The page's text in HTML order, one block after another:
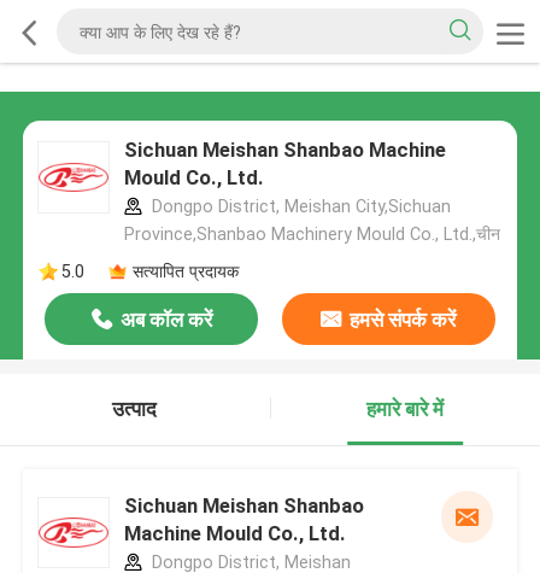
Sichuan Meishan Shanbao Machine
Mould Co., Ltd.
Dongpo District, Meishan City,Sichuan
Province,Shanbao Machinery Mould Co., Ltd.,चीन
5.0
सत्यापित प्रदायक
अब कॉल करें हमसे संपर्क करें
उत्पाद हमारे बारे में
Sichuan Meishan Shanbao
Machine Mould Co., Ltd.
Dongpo District, Meishan